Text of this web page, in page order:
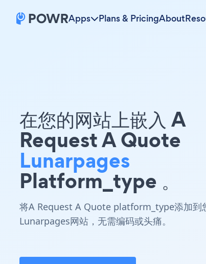
Apps Plans & PricingAbout
在您的网站上嵌入 A
Request A Quote
Lunarpages
Platform_type 。
将A Request A Quote platform_type添加到
Lunarpages网站，无需编码或头痛。